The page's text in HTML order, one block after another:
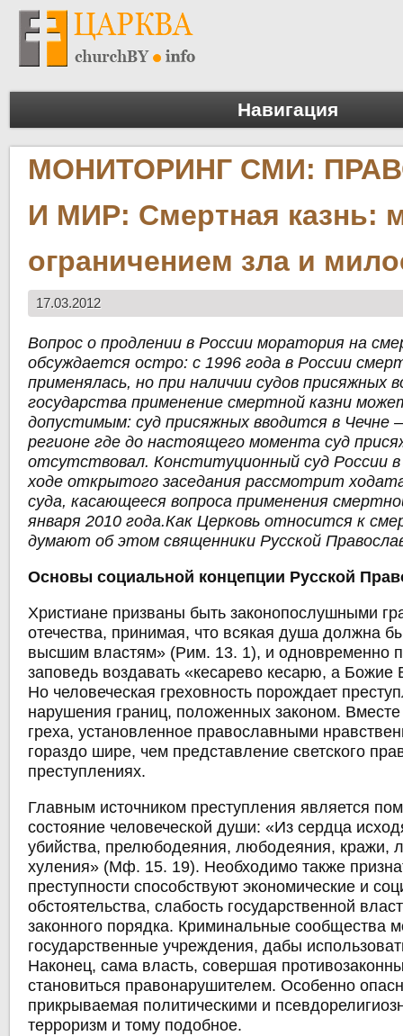
Навигация
МОНИТОРИНГ СМИ:
И МИР: Смертная казнь:
ограничением зла и
17.03.2012
Вопрос о продлении в России моратория на
обсуждается остро: с 1996 года в России
применялась, но при наличии судов присяжных
государства применение смертной казни
допустимым: суд присяжных вводится в Чечне
регионе где до настоящего момента суд
отсутствовал. Конституционный суд России в
ходе открытого заседания рассмотрит
суда, касающееся вопроса применения
января 2010 года.Как Церковь относится к
думают об этом священники Русской
Основы социальной концепции Русской
Христиане призваны быть законопослушными
отечества, принимая, что всякая душа должна
высшим властям» (Рим. 13. 1), и одновременно
заповедь воздавать «кесарево кесарю, а Божие
Но человеческая греховность порождает
нарушения границ, положенных законом.
греха, установленное православными
гораздо шире, чем представление светского
преступлениях.
Главным источником преступления является
состояние человеческой души: «Из сердца
убийства, прелюбодеяния, любодеяния, кражи,
хуления» (Мф. 15. 19). Необходимо также
преступности способствуют экономические и
обстоятельства, слабость государственной
законного порядка. Криминальные сообщества
государственные учреждения, дабы
Наконец, сама власть, совершая
становиться правонарушителем. Особенно
прикрываемая политическими и
терроризм и тому подобное.